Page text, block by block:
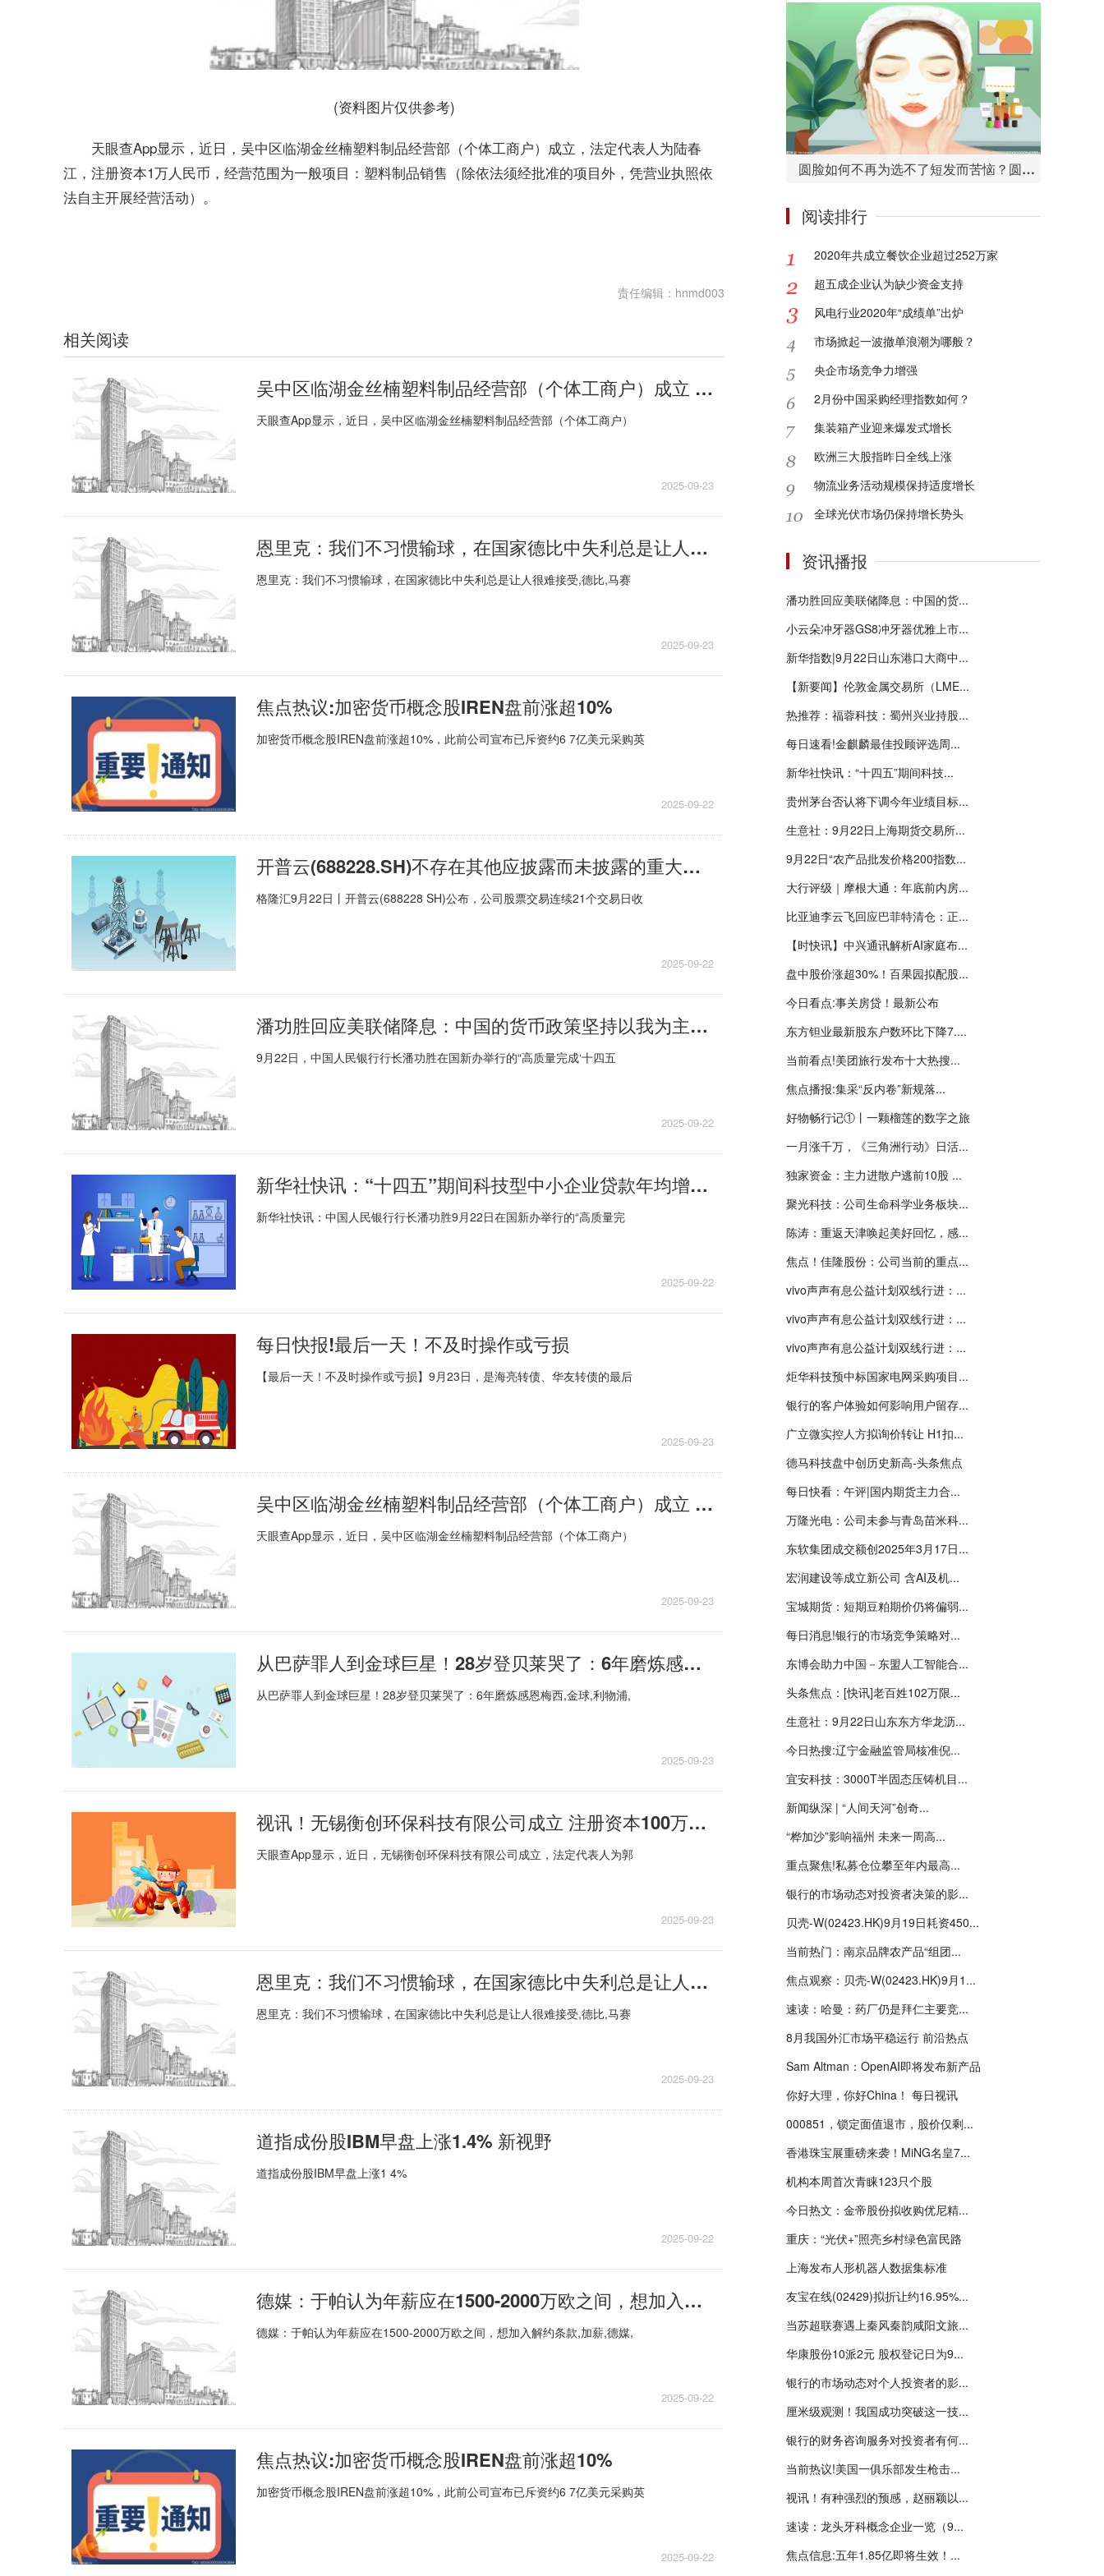
(资料图片仅供参考)
天眼查App显示，近日，吴中区临湖金丝楠塑料制品经营部（个体工商户）成立，法定代表人为陆春
江，注册资本1万人民币，经营范围为一般项目：塑料制品销售（除依法须经批准的项目外，凭营业执照依
法自主开展经营活动）。
责任编辑：hnmd003
相关阅读
吴中区临湖金丝楠塑料制品经营部（个体工商户）成立 注册资本1万人民币 今日热搜
天眼查App显示，近日，吴中区临湖金丝楠塑料制品经营部（个体工商户）
2025-09-23
恩里克：我们不习惯输球，在国家德比中失利总是让人很难接受|焦点速递
恩里克：我们不习惯输球，在国家德比中失利总是让人很难接受,德比,马赛
2025-09-23
焦点热议:加密货币概念股IREN盘前涨超10%
加密货币概念股IREN盘前涨超10%，此前公司宣布已斥资约6 7亿美元采购英
2025-09-22
开普云(688228.SH)不存在其他应披露而未披露的重大事项|微资讯
格隆汇9月22日丨开普云(688228 SH)公布，公司股票交易连续21个交易日收
2025-09-22
潘功胜回应美联储降息：中国的货币政策坚持以我为主，兼顾内外均衡
9月22日，中国人民银行行长潘功胜在国新办举行的“高质量完成‘十四五
2025-09-22
新华社快讯：“十四五”期间科技型中小企业贷款年均增速超20%|今热点
新华社快讯：中国人民银行行长潘功胜9月22日在国新办举行的“高质量完
2025-09-22
每日快报!最后一天！不及时操作或亏损
【最后一天！不及时操作或亏损】9月23日，是海亮转债、华友转债的最后
2025-09-23
吴中区临湖金丝楠塑料制品经营部（个体工商户）成立 注册资本1万人民币 今日热搜
天眼查App显示，近日，吴中区临湖金丝楠塑料制品经营部（个体工商户）
2025-09-23
从巴萨罪人到金球巨星！28岁登贝莱哭了：6年磨炼感恩梅西 今亮点
从巴萨罪人到金球巨星！28岁登贝莱哭了：6年磨炼感恩梅西,金球,利物浦,
2025-09-23
视讯！无锡衡创环保科技有限公司成立 注册资本100万人民币
天眼查App显示，近日，无锡衡创环保科技有限公司成立，法定代表人为郭
2025-09-23
恩里克：我们不习惯输球，在国家德比中失利总是让人很难接受|焦点速递
恩里克：我们不习惯输球，在国家德比中失利总是让人很难接受,德比,马赛
2025-09-23
道指成份股IBM早盘上涨1.4% 新视野
道指成份股IBM早盘上涨1 4%
2025-09-22
德媒：于帕认为年薪应在1500-2000万欧之间，想加入解约条款-播报
德媒：于帕认为年薪应在1500-2000万欧之间，想加入解约条款,加薪,德媒,
2025-09-22
焦点热议:加密货币概念股IREN盘前涨超10%
加密货币概念股IREN盘前涨超10%，此前公司宣布已斥资约6 7亿美元采购英
2025-09-22
圆脸如何不再为选不了短发而苦恼？圆脸适合的短发造型有哪些？
阅读排行
2020年共成立餐饮企业超过252万家
超五成企业认为缺少资金支持
风电行业2020年“成绩单”出炉
市场掀起一波撤单浪潮为哪般？
央企市场竞争力增强
2月份中国采购经理指数如何？
集装箱产业迎来爆发式增长
欧洲三大股指昨日全线上涨
物流业务活动规模保持适度增长
全球光伏市场仍保持增长势头
资讯播报
潘功胜回应美联储降息：中国的货...
小云朵冲牙器GS8冲牙器优雅上市...
新华指数|9月22日山东港口大商中...
【新要闻】伦敦金属交易所（LME...
热推荐：福蓉科技：蜀州兴业持股...
每日速看!金麒麟最佳投顾评选周...
新华社快讯：“十四五”期间科技...
贵州茅台否认将下调今年业绩目标...
生意社：9月22日上海期货交易所...
9月22日“农产品批发价格200指数...
大行评级｜摩根大通：年底前内房...
比亚迪李云飞回应巴菲特清仓：正...
【时快讯】中兴通讯解析AI家庭布...
盘中股价涨超30%！百果园拟配股...
今日看点:事关房贷！最新公布
东方钽业最新股东户数环比下降7....
当前看点!美团旅行发布十大热搜...
焦点播报:集采“反内卷”新规落...
好物畅行记①丨一颗榴莲的数字之旅
一月涨千万，《三角洲行动》日活...
独家资金：主力进散户逃前10股 ...
聚光科技：公司生命科学业务板块...
陈涛：重返天津唤起美好回忆，感...
焦点！佳隆股份：公司当前的重点...
vivo声声有息公益计划双线行进：...
vivo声声有息公益计划双线行进：...
vivo声声有息公益计划双线行进：...
炬华科技预中标国家电网采购项目...
银行的客户体验如何影响用户留存...
广立微实控人方拟询价转让 H1扣...
德马科技盘中创历史新高-头条焦点
每日快看：午评|国内期货主力合...
万隆光电：公司未参与青岛苗米科...
东软集团成交额创2025年3月17日...
宏润建设等成立新公司 含AI及机...
宝城期货：短期豆粕期价仍将偏弱...
每日消息!银行的市场竞争策略对...
东博会助力中国－东盟人工智能合...
头条焦点：[快讯]老百姓102万限...
生意社：9月22日山东东方华龙沥...
今日热搜:辽宁金融监管局核准倪...
宜安科技：3000T半固态压铸机目...
新闻纵深 | “人间天河”创奇...
“桦加沙”影响福州 未来一周高...
重点聚焦!私募仓位攀至年内最高...
银行的市场动态对投资者决策的影...
贝壳-W(02423.HK)9月19日耗资450...
当前热门：南京品牌农产品“组团...
焦点观察：贝壳-W(02423.HK)9月1...
速读：哈曼：药厂仍是拜仁主要竞...
8月我国外汇市场平稳运行 前沿热点
Sam Altman：OpenAI即将发布新产品
你好大理，你好China！ 每日视讯
000851，锁定面值退市，股价仅剩...
香港珠宝展重磅来袭！MiNG名皇7...
机构本周首次青睐123只个股
今日热文：金帝股份拟收购优尼精...
重庆：“光伏+”照亮乡村绿色富民路
上海发布人形机器人数据集标准
友宝在线(02429)拟折让约16.95%...
当苏超联赛遇上秦风秦韵咸阳文旅...
华康股份10派2元 股权登记日为9...
银行的市场动态对个人投资者的影...
厘米级观测！我国成功突破这一技...
银行的财务咨询服务对投资者有何...
当前热议!美国一俱乐部发生枪击...
视讯！有种强烈的预感，赵丽颖以...
速读：龙头牙科概念企业一览（9...
焦点信息:五年1.85亿即将生效！...